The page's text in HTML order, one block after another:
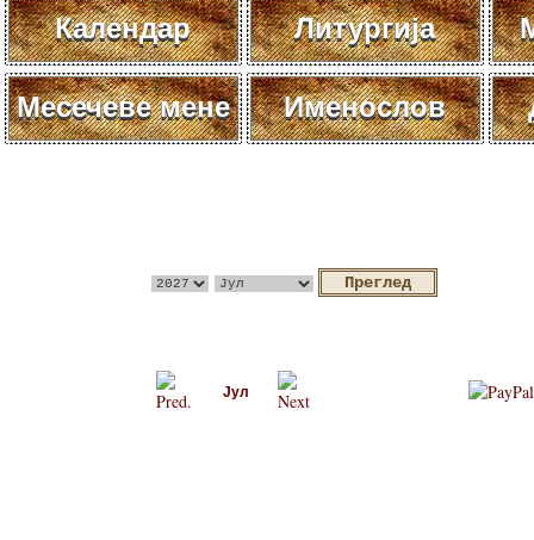
Календар Литургија
Месечеве мене Именослов
Јул